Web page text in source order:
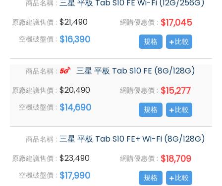
商品名稱 : 三星 平板 Tab S10 FE Wi-Fi (12G/256G)
原廠建議售價 : $21,490 網購優惠價 : $17,045
空機破盤價 : $16,390 規格 比較
商品名稱 : 三星 平板 Tab S10 FE (8G/128G)
原廠建議售價 : $20,490 網購優惠價 : $15,277
空機破盤價 : $14,690 規格 比較
商品名稱 : 三星 平板 Tab S10 FE+ Wi-Fi (8G/128G)
原廠建議售價 : $23,490 網購優惠價 : $18,709
空機破盤價 : $17,990 規格 比較